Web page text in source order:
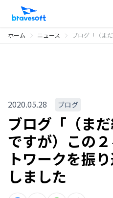
ホーム ニュース ブログ「（まだ終わって無い
2020.05.28 ブログ
ブログ「（ま
ですが）この
トワークを振
しました